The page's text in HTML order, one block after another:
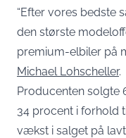
“Efter vores bedste
den største
premium-elbiler på
Michael Lohscheller.
Producenten solgte
34 procent i forhold
vækst i salget på